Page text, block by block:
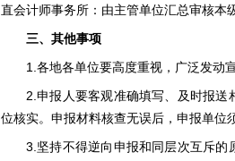
直会计师事务所：由主管单位汇总审核本
三、其他事项
1.各地各单位要高度重视，广泛发动
2.申报人要客观准确填写、及时报
位核实。申报材料核查无误后，申报单位
3.坚持不得逆向申报和同层次互斥的